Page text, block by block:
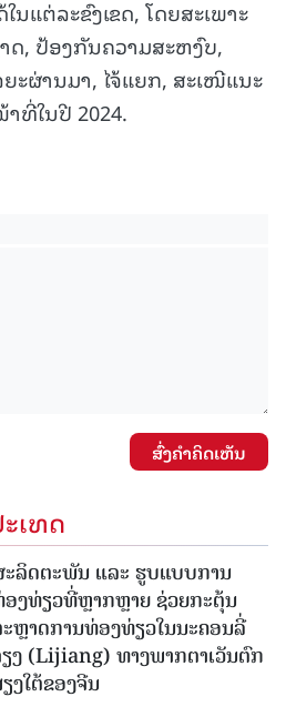
ນແຕ່ລະຂົງເຂດ, ໂດຍສະເພາະ
ດ, ປ້ອງກັນຄວາມສະຫງົບ,
ະຜ່ານມາ, ໄຈ້ແຍກ, ສະເໜີແນະ
ທີ່ໃນປີ 2024.
ສົ່ງຄໍາຄິດເຫັນ
ເທດ
ລິດຕະພັນ ແລະ ຮູບແບບການ
ງທ່ຽວທີ່ຫຼາກຫຼາຍ ຊ່ວຍກະຕຸ້ນ
ຫຼາດການທ່ອງທ່ຽວໃນນະຄອນລີ່
ງ (Lijiang) ທາງພາກຕາເວັນຕົກ
ງໃຕ້ຂອງຈີນ